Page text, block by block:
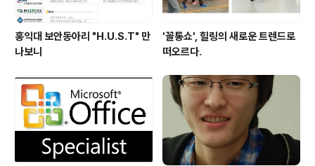
홍익대 보안동아리 "H.U.S.T" 만
나보니
'꼴통쇼', 힐링의 새로운 트렌드로
떠오르다.